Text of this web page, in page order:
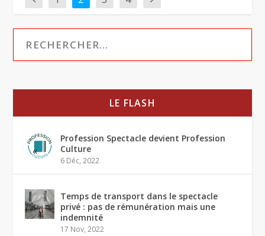
LE FLASH
Profession Spectacle devient Profession
Culture
6 Déc, 2022
Temps de transport dans le spectacle
privé : pas de rémunération mais une
indemnité
17 Nov, 2022